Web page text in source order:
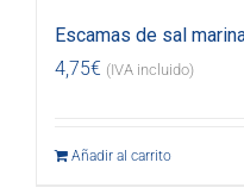
Escamas de sal
4,75€ (IVA incluido)
Añadir al carrito